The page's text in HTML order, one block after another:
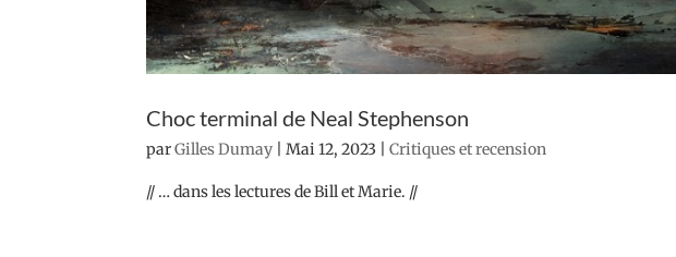
Choc terminal de Neal Stephenson
parGilles Dumay |Mai 12, 2023 |Critiques et recension
// … dans les lectures de Bill et Marie. //